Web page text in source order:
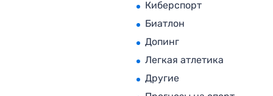
Киберспорт
Биатлон
Допинг
Легкая атлетика
Другие